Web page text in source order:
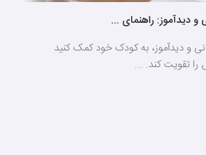
و دیدآموز: راهنمای ...
و دیدآموز، به کودک خود کمک کنید
تقویت کند. ...